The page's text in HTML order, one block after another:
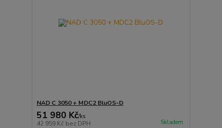
NAD C 3050 + MDC2 BluOS-D
51 980 Kč/ks
42 959 Kč bez DPH Skladem